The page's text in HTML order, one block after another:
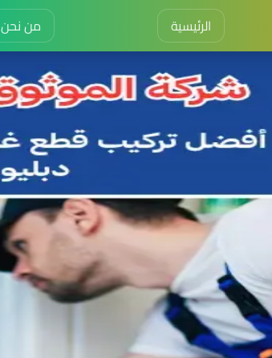
الرئيسية من نحن